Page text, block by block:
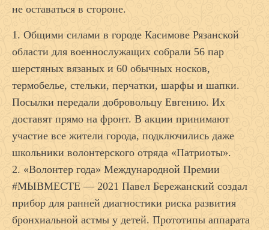
не оставаться в стороне.
1. Общими силами в городе Касимове Рязанской
области для военнослужащих собрали 56 пар
шерстяных вязаных и 60 обычных носков,
термобелье, стельки, перчатки, шарфы и шапки.
Посылки передали добровольцу Евгению. Их
доставят прямо на фронт. В акции принимают
участие все жители города, подключились даже
школьники волонтерского отряда «Патриоты».
2. «Волонтер года» Международной Премии
#МЫВМЕСТЕ — 2021 Павел Бережанский создал
прибор для ранней диагностики риска развития
бронхиальной астмы у детей. Прототипы аппарата